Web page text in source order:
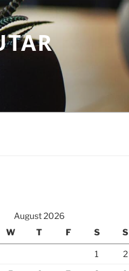
August 2026
W
T F S S
1
2